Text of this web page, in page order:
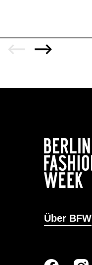
Über BFW